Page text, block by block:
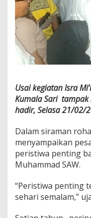
Usai kegiatan Isra
Kumala Sari tampak
hadir, Selasa 21/02/
Dalam siraman
menyampaikan
peristiwa penting
Muhammad SAW.
“Peristiwa penting
sehari semalam,”